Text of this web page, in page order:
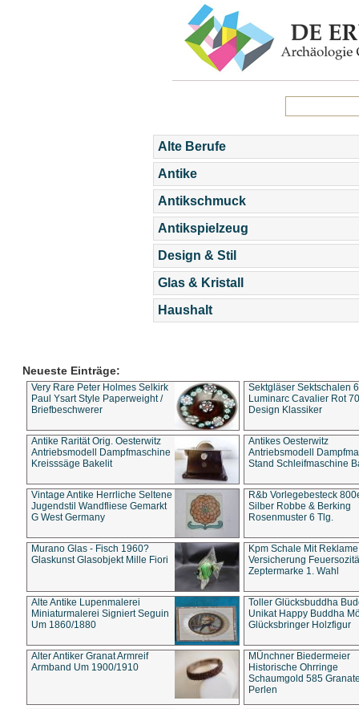
Alte Berufe
Antike
Antikschmuck
Antikspielzeug
Design & Stil
Glas & Kristall
Haushalt
Neueste Einträge:
Very Rare Peter Holmes Selkirk
Paul Ysart Style Paperweight /
Briefbeschwerer
Sektgläser Sektschalen
Luminarc Cavalier Rot
Design Klassiker
Antike Rarität Orig. Oesterwitz
Antriebsmodell Dampfmaschine
Kreisssäge Bakelit
Antikes Oesterwitz
Antriebsmodell
Stand Schleifmaschine
Vintage Antike Herrliche Seltene
Jugendstil Wandfliese Gemarkt
G West Germany
R&b Vorlegebesteck
Silber Robbe & Berking
Rosenmuster 6 Tlg.
Murano Glas - Fisch 1960?
Glaskunst Glasobjekt Mille Fiori
Kpm Schale Mit Reklame
Versicherung
Zeptermarke 1. Wahl
Alte Antike Lupenmalerei
Miniaturmalerei Signiert Seguin
Um 1860/1880
Toller Glücksbuddha
Unikat Happy Buddha
Glücksbringer Holzfigur
Alter Antiker Granat Armreif
Armband Um 1900/1910
MÜnchner Biedermeier
Historische Ohrringe
Schaumgold 585
Perlen